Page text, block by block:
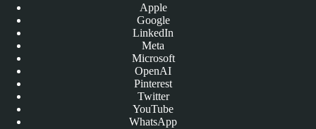
Apple
Google
LinkedIn
Meta
Microsoft
OpenAI
Pinterest
Twitter
YouTube
WhatsApp